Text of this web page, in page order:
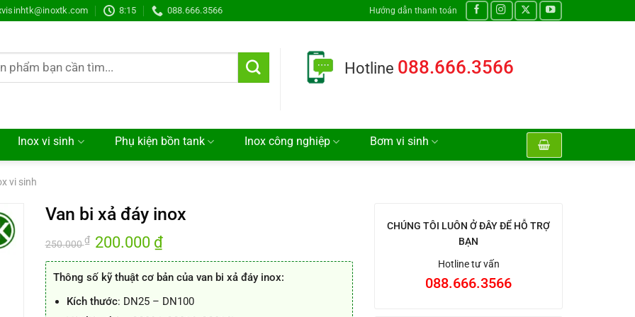
8:15 088.666.3566 Hướng dẫn thanh toán
Hotline 088.666.3566
Inox vi sinh Phụ kiện bồn tank Inox công nghiệp
Bơm vi sinh
vi sinh
Van bi xả đáy inox
250.000₫ Giá
gốc
là:
200.000 ₫Giá
hiện
tại
200.000 ₫.
Thông số kỹ thuật cơ bản của van bi xả đáy inox:
Kích thước: DN25 – DN100
CHÚNG TÔI LUÔN Ở ĐÂY ĐỂ HỖ TRỢ
BẠN
Hotline tư vấn
088.666.3566